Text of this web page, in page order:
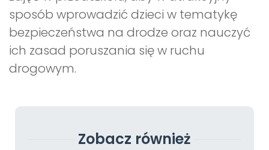
sposób wprowadzić dzieci w tematykę
bezpieczeństwa na drodze oraz nauczyć
ich zasad poruszania się w ruchu
drogowym.
Zobacz również